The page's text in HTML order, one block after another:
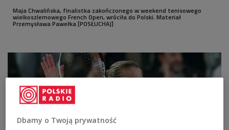
Maja Chwalińska, finalistka zakończonego w weekend tenisowego
wielkoszlemowego French Open, wróciła do Polski. Materiał
Przemysława Pawełka [POSŁUCHAJ]
Dbamy o Twoją prywatność